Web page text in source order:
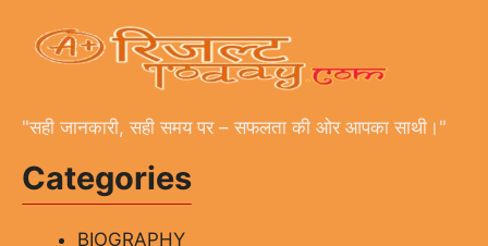
"सही जानकारी, सही समय पर – सफलता की ओर आपका साथी।"
Categories
BIOGRAPHY